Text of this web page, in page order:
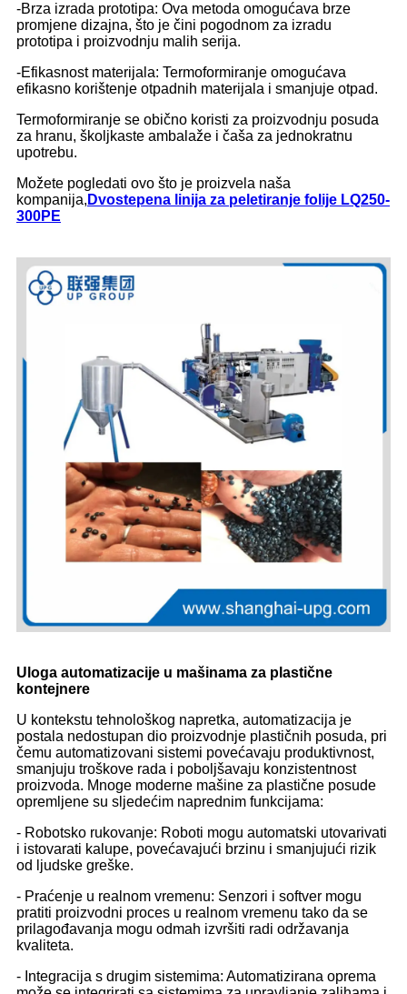
-Brza izrada prototipa: Ova metoda omogućava brze
promjene dizajna, što je čini pogodnom za izradu
prototipa i proizvodnju malih serija.
-Efikasnost materijala: Termoformiranje omogućava
efikasno korištenje otpadnih materijala i smanjuje otpad.
Termoformiranje se obično koristi za proizvodnju posuda
za hranu, školjkaste ambalaže i čaša za jednokratnu
upotrebu.
Možete pogledati ovo što je proizvela naša
kompanija, Dvostepena linija za peletiranje folije LQ250-
300PE
Uloga automatizacije u mašinama za plastične
kontejnere
U kontekstu tehnološkog napretka, automatizacija je
postala nedostupan dio proizvodnje plastičnih posuda, pri
čemu automatizovani sistemi povećavaju produktivnost,
smanjuju troškove rada i poboljšavaju konzistentnost
proizvoda. Mnoge moderne mašine za plastične posude
opremljene su sljedećim naprednim funkcijama:
- Robotsko rukovanje: Roboti mogu automatski utovarivati ​​
i istovarati kalupe, povećavajući brzinu i smanjujući rizik
od ljudske greške.
- Praćenje u realnom vremenu: Senzori i softver mogu
pratiti proizvodni proces u realnom vremenu tako da se
prilagođavanja mogu odmah izvršiti radi održavanja
kvaliteta.
- Integracija s drugim sistemima: Automatizirana oprema